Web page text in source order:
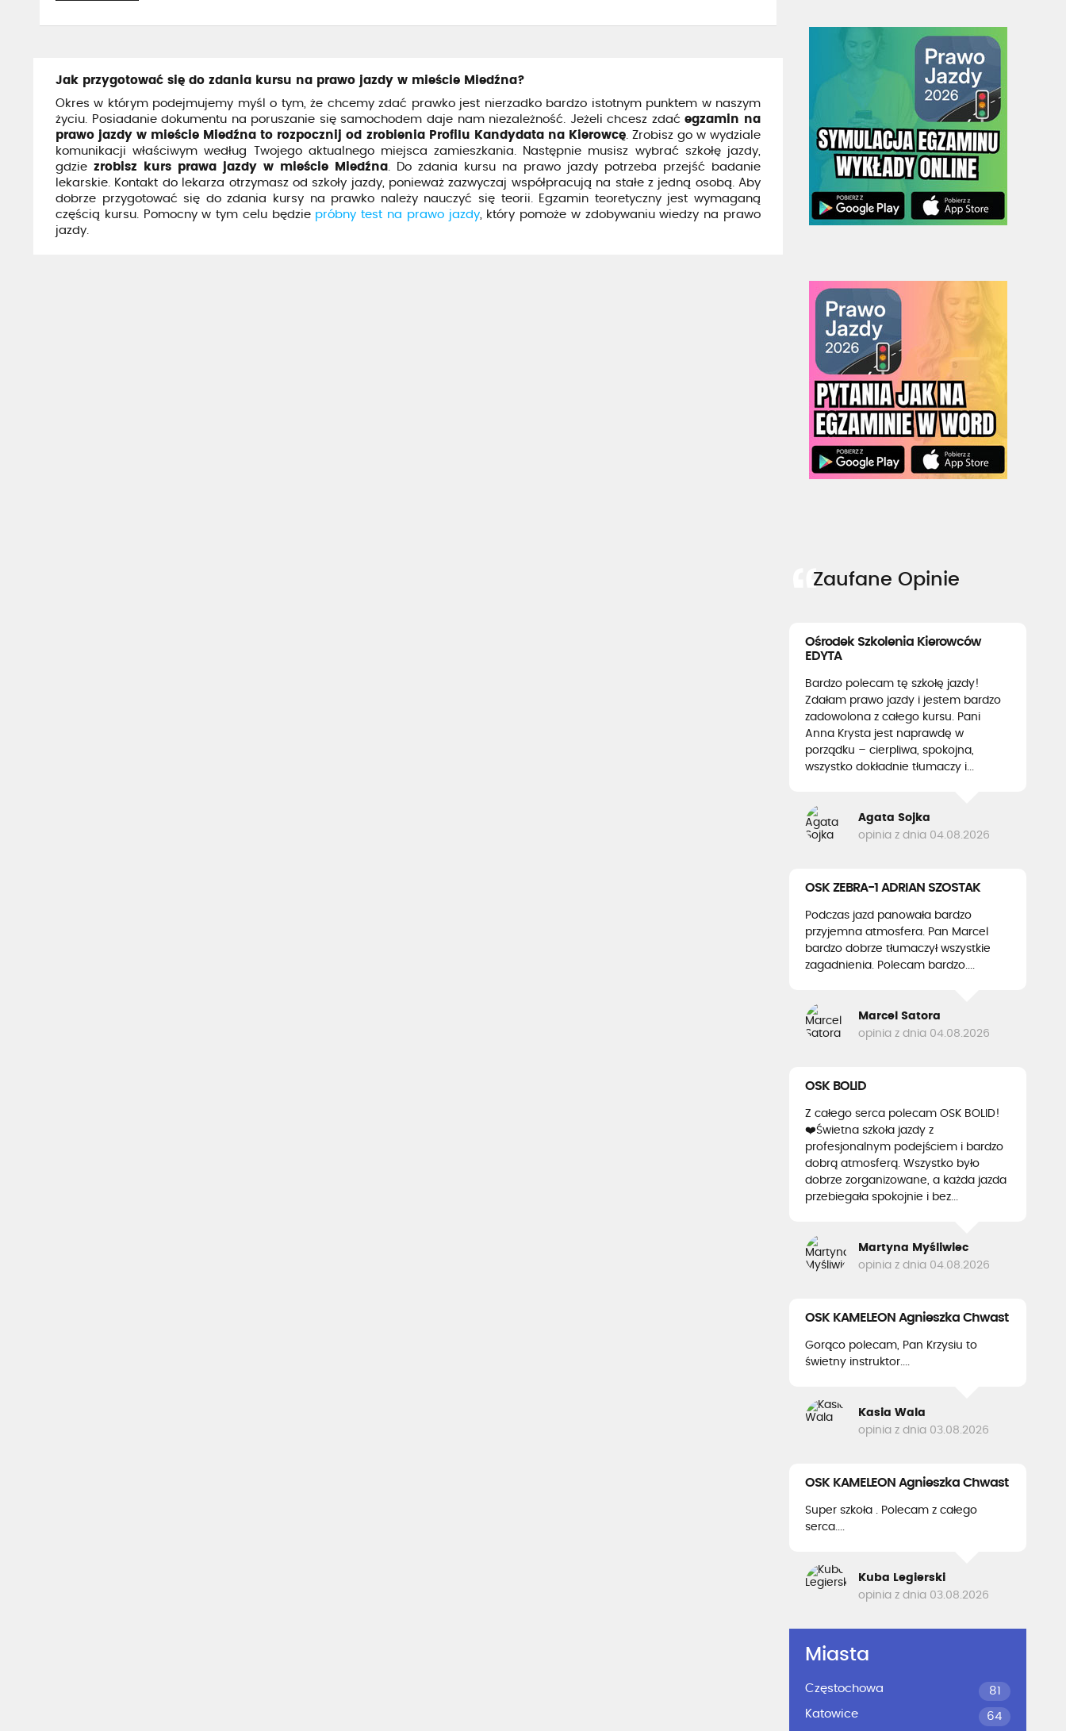
Jak przygotować się do zdania kursu na prawo jazdy w mieście Miedźna?
Okres w którym podejmujemy myśl o tym, że chcemy zdać prawko jest nierzadko bardzo istotnym punktem w naszym
życiu. Posiadanie dokumentu na poruszanie się samochodem daje nam niezależność. Jeżeli chcesz zdaćegzamin na
prawo jazdy w mieście Miedźna to rozpocznij od zrobienia Profilu Kandydata na Kierowcę. Zrobisz go w wydziale
komunikacji właściwym według Twojego aktualnego miejsca zamieszkania. Następnie musisz wybrać szkołę jazdy,
gdzie zrobisz kurs prawa jazdy w mieście Miedźna. Do zdania kursu na prawo jazdy potrzeba przejść badanie
lekarskie. Kontakt do lekarza otrzymasz od szkoły jazdy, ponieważ zazwyczaj współpracują na stałe z jedną osobą. Aby
dobrze przygotować się do zdania kursy na prawko należy nauczyć się teorii. Egzamin teoretyczny jest wymaganą
częścią kursu. Pomocny w tym celu będzie próbny test na prawo jazdy, który pomoże w zdobywaniu wiedzy na prawo
jazdy.
Zaufane Opinie
Ośrodek Szkolenia Kierowców
EDYTA
Bardzo polecam tę szkołę jazdy!
Zdałam prawo jazdy i jestem bardzo
zadowolona z całego kursu. Pani
Anna Krysta jest naprawdę w
porządku – cierpliwa, spokojna,
wszystko dokładnie tłumaczy i...
Agata Sojka
opinia z dnia 04.08.2026
OSK ZEBRA-1 ADRIAN SZOSTAK
Podczas jazd panowała bardzo
przyjemna atmosfera. Pan Marcel
bardzo dobrze tłumaczył wszystkie
zagadnienia. Polecam bardzo....
Marcel Satora
opinia z dnia 04.08.2026
OSK BOLID
Z całego serca polecam OSK BOLID!
❤️Świetna szkoła jazdy z
profesjonalnym podejściem i bardzo
dobrą atmosferą. Wszystko było
dobrze zorganizowane, a każda jazda
przebiegała spokojnie i bez...
Martyna Myśliwiec
opinia z dnia 04.08.2026
OSK KAMELEON Agnieszka Chwast
Gorąco polecam, Pan Krzysiu to
świetny instruktor....
Kasia Wala
opinia z dnia 03.08.2026
OSK KAMELEON Agnieszka Chwast
Super szkoła . Polecam z całego
serca....
Kuba Legierski
opinia z dnia 03.08.2026
Miasta
Częstochowa
81
Katowice
64